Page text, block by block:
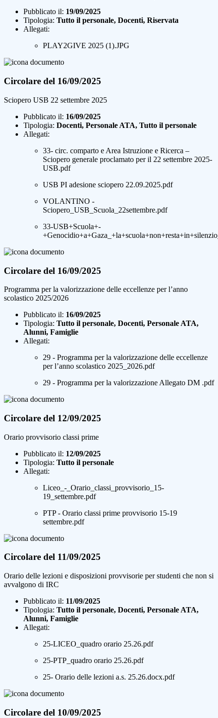
Pubblicato il: 19/09/2025
Tipologia: Tutto il personale, Docenti, Riservata
Allegati:
PLAY2GIVE 2025 (1).JPG
Circolare del 16/09/2025
Sciopero USB 22 settembre 2025
Pubblicato il: 16/09/2025
Tipologia: Docenti, Personale ATA, Tutto il personale
Allegati:
33- circ. comparto e Area Istruzione e Ricerca –
Sciopero generale proclamato per il 22 settembre 2025-
USB.pdf
USB PI adesione sciopero 22.09.2025.pdf
VOLANTINO -
Sciopero_USB_Scuola_22settembre.pdf
33-USB+Scuola+-
Circolare del 16/09/2025
Programma per la valorizzazione delle eccellenze per l’anno
scolastico 2025/2026
Pubblicato il: 16/09/2025
Tipologia: Tutto il personale, Docenti, Personale ATA,
Alunni, Famiglie
Allegati:
29 - Programma per la valorizzazione delle eccellenze
per l’anno scolastico 2025_2026.pdf
29 - Programma per la valorizzazione Allegato DM .pdf
Circolare del 12/09/2025
Orario provvisorio classi prime
Pubblicato il: 12/09/2025
Tipologia: Tutto il personale
Allegati:
Liceo_-_Orario_classi_provvisorio_15-
19_settembre.pdf
PTP - Orario classi prime provvisorio 15-19
settembre.pdf
Circolare del 11/09/2025
Orario delle lezioni e disposizioni provvisorie per studenti che non si
avvalgono di IRC
Pubblicato il: 11/09/2025
Tipologia: Tutto il personale, Docenti, Personale ATA,
Alunni, Famiglie
Allegati:
25-LICEO_quadro orario 25.26.pdf
25-PTP_quadro orario 25.26.pdf
25- Orario delle lezioni a.s. 25.26.docx.pdf
Circolare del 10/09/2025